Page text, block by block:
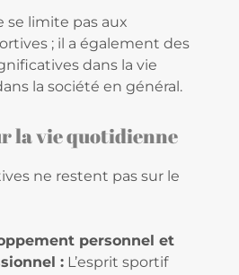
se limite pas aux
; il a également des
dans la vie
la société en général.
la vie quotidienne
ne restent pas sur le
personnel et
: L’esprit sportif